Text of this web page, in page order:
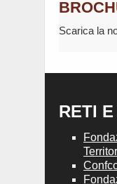
Scarica la
RETI